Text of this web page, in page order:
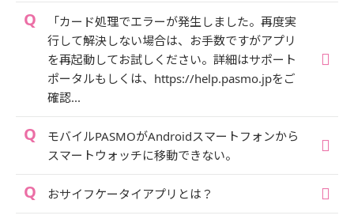
「カード処理でエラーが発生しました。再度実
行して解決しない場合は、お手数ですがアプリ
を再起動してお試しください。詳細はサポート
ポータルもしくは、https://help.pasmo.jpをご
確認...
モバイルPASMOがAndroidスマートフォンから
スマートウォッチに移動できない。
おサイフケータイアプリとは？